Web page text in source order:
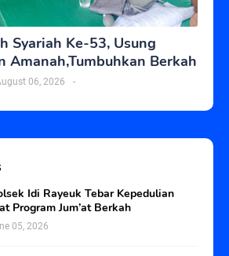
Syariah Ke-53, Usung
Amanah,Tumbuhkan Berkah
-
06, 2026
Idi Rayeuk Tebar Kepedulian
Program Jum’at Berkah
05, 2026